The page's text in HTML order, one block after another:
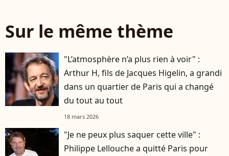
Sur le même thème
"L’atmosphère n’a plus rien à voir" :
Arthur H, fils de Jacques Higelin, a grandi
dans un quartier de Paris qui a changé
du tout au tout
18 mars 2026
"Je ne peux plus saquer cette ville" :
Philippe Lellouche a quitté Paris pour